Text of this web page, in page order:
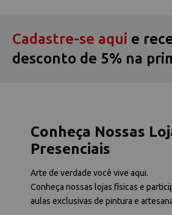
Cadastre-se aqui e
desconto de 5% na
Conheça Nossas
Presenciais
Arte de verdade você vive aqui.
Conheça nossas lojas físicas e
aulas exclusivas de pintura e